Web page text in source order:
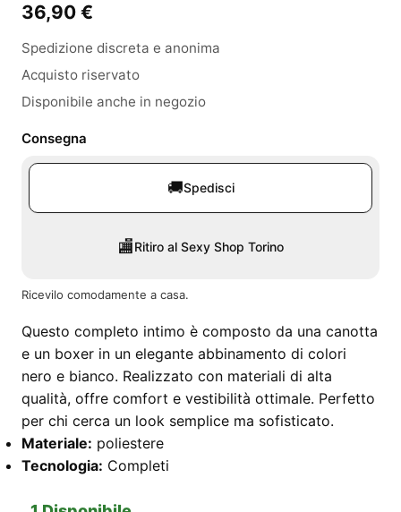
36,90 €
Spedizione discreta e anonima
Acquisto riservato
Disponibile anche in negozio
Consegna
🚚Spedisci
🏬Ritiro al Sexy Shop Torino
Ricevilo comodamente a casa.
Questo completo intimo è composto da una canotta
e un boxer in un elegante abbinamento di colori
nero e bianco. Realizzato con materiali di alta
qualità, offre comfort e vestibilità ottimale. Perfetto
per chi cerca un look semplice ma sofisticato.
Materiale: poliestere
Tecnologia: Completi